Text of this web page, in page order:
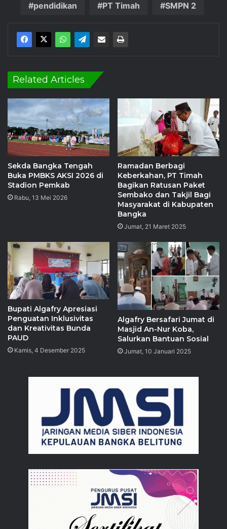
pendidikan PT Timah SMPN 2
Related Articles
Sekda Bangka Tengah
Buka PMBKS AKSI 2026 di
Stadion Pemkab
Rabu, 13 Mei 2026
Ramadan Berbagi
Keberkahan, PT Timah
Bagikan Ratusan Paket
Sembako dan Takjil Bagi
Masyarakat di Kabupaten
Bangka
Jumat, 21 Maret 2025
Bupati Algafry Apresiasi
Penguatan Inklusivitas
dan Kreativitas Bunda
PAUD
Kamis, 4 Desember 2025
Algafry Bersafari Jumat di
Masjid An-Nur Koba,
Salurkan Bantuan Sosial
Jumat, 10 Januari 2025